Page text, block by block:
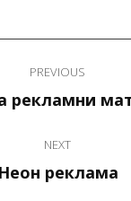
PREVIOUS
Previous
рекламни
NEXT
Next
Неон реклама